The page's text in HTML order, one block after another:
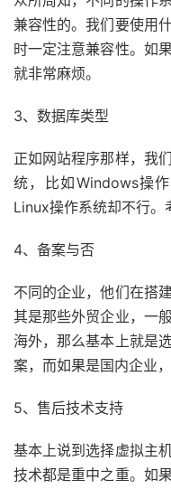
兼容性的。我们要使用
时一定注意兼容性。如
就非常麻烦。
3、数据库类型
正如网站程序那样，我
统，比如Windows操
Linux操作系统却不行。
4、备案与否
不同的企业，他们在搭
其是那些外贸企业，一
海外，那么基本上就是
案，而如果是国内企业
5、售后技术支持
基本上说到选择虚拟主
技术都是重中之重。如